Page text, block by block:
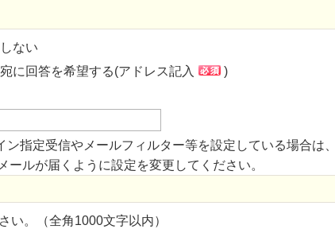
ない
に回答を希望する(アドレス記入
)
指定受信やメールフィルター等を設定している場合は、
ールが届くように設定を変更してください。
い。（全角1000文字以内）